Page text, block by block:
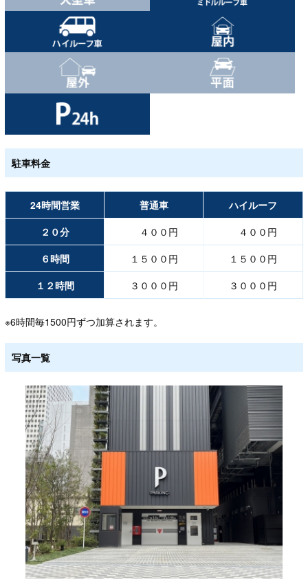
駐車料金
24時間営業 普通車
ハイルーフ
２０分
４００円
４００円
６時間
１５００円
１５００円
１２時間
３０００円 ３０００円
※6時間毎1500円ずつ加算されます。
写真一覧